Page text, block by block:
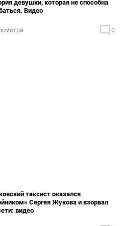
девушки, которая не способна
Видео
0
таксист оказался
Сергея Жукова и взорвал
видео